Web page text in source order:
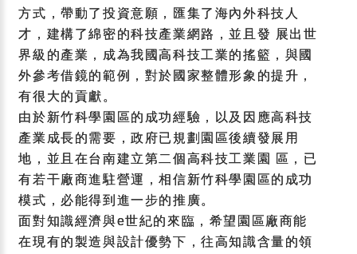
方式，帶動了投資意願，匯集了海內外科技人
才，建構了綿密的科技產業網路，並且發 展出世
界級的產業，成為我國高科技工業的搖籃，與國
外參考借鏡的範例，對於國家整體形象的提升，
有很大的貢獻。
由於新竹科學園區的成功經驗，以及因應高科技
產業成長的需要，政府已規劃園區後續發展用
地，並且在台南建立第二個高科技工業園 區，已
有若干廠商進駐營運，相信新竹科學園區的成功
模式，必能得到進一步的推廣。
面對知識經濟與e世紀的來臨，希望園區廠商能
在現有的製造與設計優勢下，往高知識含量的領